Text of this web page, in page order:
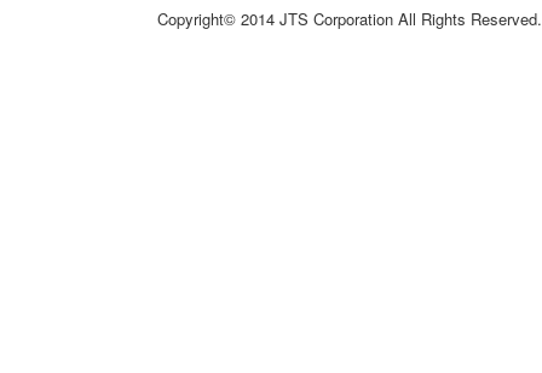
Copyright© 2014 JTS Corporation All Rights Reserved.